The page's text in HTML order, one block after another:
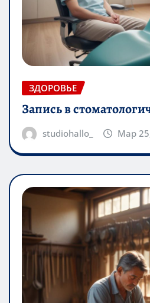
ЗДОРОВЬЕ
Запись в
studiohallo_ Мар